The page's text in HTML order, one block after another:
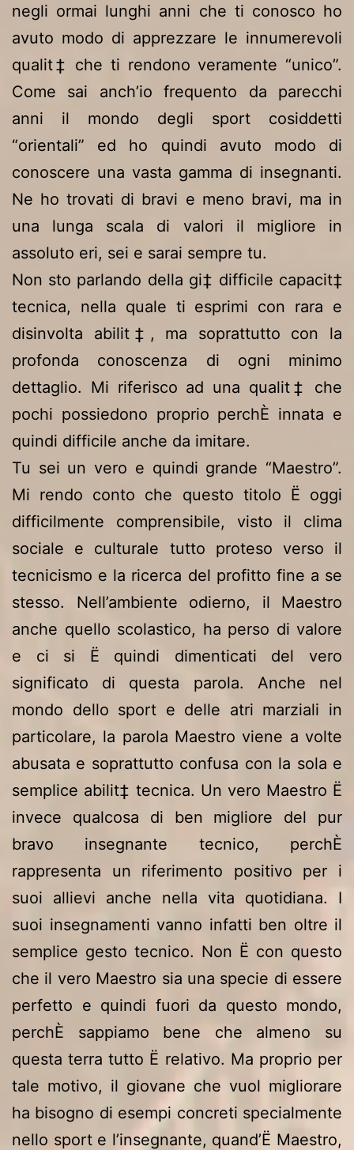
negli ormai lunghi anni che ti conosco ho
avuto modo di apprezzare le innumerevoli
qualit‡ che ti rendono veramente “unico”.
Come sai anch’io frequento da parecchi
anni il mondo degli sport cosiddetti
“orientali” ed ho quindi avuto modo di
conoscere una vasta gamma di insegnanti.
Ne ho trovati di bravi e meno bravi, ma in
una lunga scala di valori il migliore in
assoluto eri, sei e sarai sempre tu.
Non sto parlando della gi‡ difficile capacit‡
tecnica, nella quale ti esprimi con rara e
disinvolta abilit‡, ma soprattutto con la
profonda conoscenza di ogni minimo
dettaglio. Mi riferisco ad una qualit‡ che
pochi possiedono proprio perchÈ innata e
quindi difficile anche da imitare.
Tu sei un vero e quindi grande “Maestro”.
Mi rendo conto che questo titolo Ë oggi
difficilmente comprensibile, visto il clima
sociale e culturale tutto proteso verso il
tecnicismo e la ricerca del profitto fine a se
stesso. Nell’ambiente odierno, il Maestro
anche quello scolastico, ha perso di valore
e ci si Ë quindi dimenticati del vero
significato di questa parola. Anche nel
mondo dello sport e delle atri marziali in
particolare, la parola Maestro viene a volte
abusata e soprattutto confusa con la sola e
semplice abilit‡ tecnica. Un vero Maestro Ë
invece qualcosa di ben migliore del pur
bravo insegnante tecnico, perchÈ
rappresenta un riferimento positivo per i
suoi allievi anche nella vita quotidiana. I
suoi insegnamenti vanno infatti ben oltre il
semplice gesto tecnico. Non Ë con questo
che il vero Maestro sia una specie di essere
perfetto e quindi fuori da questo mondo,
perchÈ sappiamo bene che almeno su
questa terra tutto Ë relativo. Ma proprio per
tale motivo, il giovane che vuol migliorare
ha bisogno di esempi concreti specialmente
nello sport e l’insegnante, quand’Ë Maestro,